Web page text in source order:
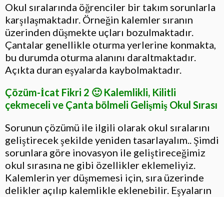
Okul sıralarında öğrenciler bir takım sorunlarla
karşılaşmaktadır. Örneğin kalemler sıranın
üzerinden düşmekte uçları bozulmaktadır.
Çantalar genellikle oturma yerlerine konmakta,
bu durumda oturma alanını daraltmaktadır.
Açıkta duran eşyalarda kaybolmaktadır.
Çözüm-İcat Fikri 2 🙂 Kalemlikli, Kilitli
çekmeceli ve Çanta bölmeli Gelişmiş Okul Sırası
Sorunun çözümü ile ilgili olarak okul sıralarını
geliştirecek şekilde yeniden tasarlayalım.. Şimdi
sorunlara göre inovasyon ile geliştireceğimiz
okul sırasına ne gibi özellikler eklemeliyiz.
Kalemlerin yer düşmemesi için, sıra üzerinde
delikler açılıp kalemlikle eklenebilir. Eşyaların